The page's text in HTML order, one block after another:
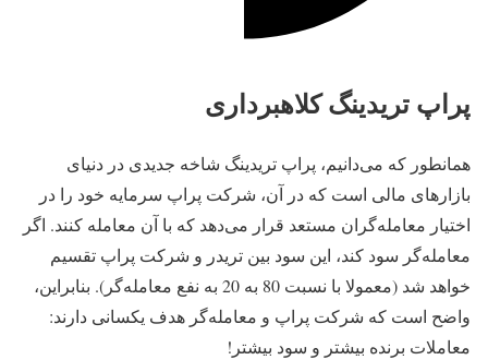
پراپ تریدینگ کلاهبرداری
همانطور که می‌دانیم، پراپ تریدینگ شاخه جدیدی در دنیای
بازارهای مالی است که در آن، شرکت پراپ سرمایه خود را در
اختیار ‌‌معامله‌گران مستعد قرار می‌دهد که با آن معامله کنند. اگر
‌‌معامله‌گر سود کند، این سود بین تریدر و شرکت پراپ تقسیم
خواهد شد (معمولا با نسبت 80 به 20 به نفع ‌‌معامله‌گر). بنابراین،
واضح است که شرکت پراپ و ‌‌معامله‌گر هدف یکسانی دارند:
معاملات برنده بیشتر و سود بیشتر!